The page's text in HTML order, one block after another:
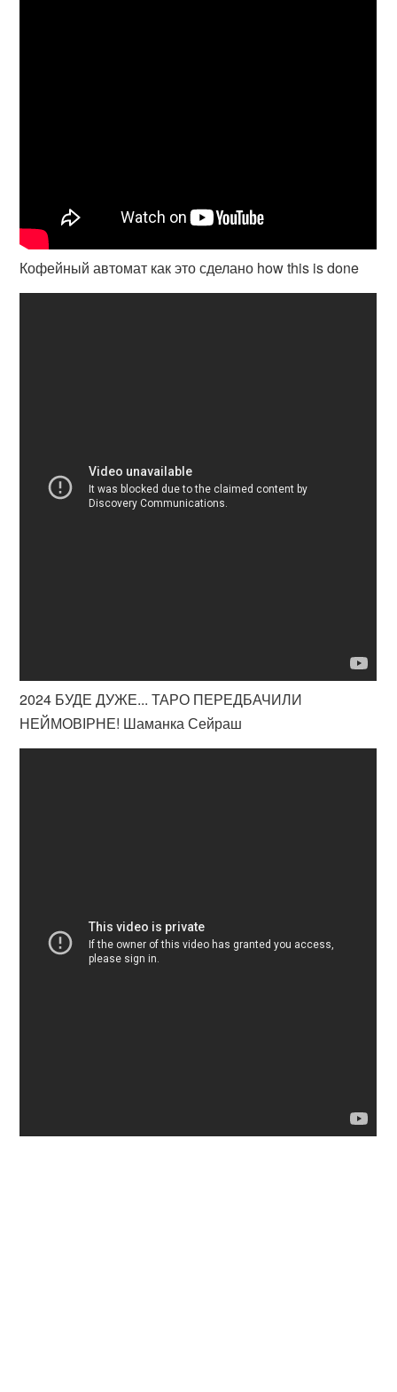
Кофейный автомат как это сделано how this is done
2024 БУДЕ ДУЖЕ... ТАРО ПЕРЕДБАЧИЛИ
НЕЙМОВІРНЕ! Шаманка Сейраш